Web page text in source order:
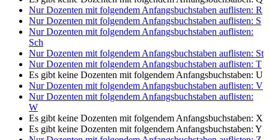
Nur Dozenten mit folgendem Anfangsbuchstaben auflisten: R
Nur Dozenten mit folgendem Anfangsbuchstaben auflisten: S
Nur Dozenten mit folgendem Anfangsbuchstaben auflisten:
Sch
Nur Dozenten mit folgendem Anfangsbuchstaben auflisten: St
Nur Dozenten mit folgendem Anfangsbuchstaben auflisten: T
Es gibt keine Dozenten mit folgendem Anfangsbuchstaben: U
Nur Dozenten mit folgendem Anfangsbuchstaben auflisten: V
Nur Dozenten mit folgendem Anfangsbuchstaben auflisten:
W
Es gibt keine Dozenten mit folgendem Anfangsbuchstaben: X
Es gibt keine Dozenten mit folgendem Anfangsbuchstaben: Y